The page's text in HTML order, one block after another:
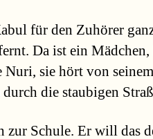
für den Zuhörer
Da ist ein
Nuri, sie hört von
die staubigen
zur Schule. Er will das